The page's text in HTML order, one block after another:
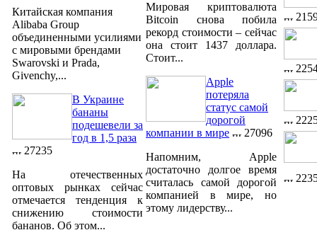
Китайская компания
Alibaba Group
объединенными усилиями
с мировыми брендами
Swarovski и Prada,
Givenchy,...
В Украине
бананы
подешевели за
год в 1,5 раза
27235
На отечественных
оптовых рынках сейчас
отмечается тенденция к
снижению стоимости
бананов. Об этом...
Мировая криптовалюта
Bitcoin снова побила
рекорд стоимости – сейчас
она стоит 1437 доллара.
Стоит...
Apple
потеряла
статус самой
дорогой
компании в мире
27096
Напомним, Apple
достаточно долгое время
считалась самой дорогой
компанией в мире, но
этому лидерству...